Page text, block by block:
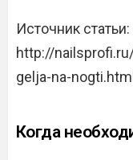
Источник статьи:
http://
gelja-na-nogti.html
Когда